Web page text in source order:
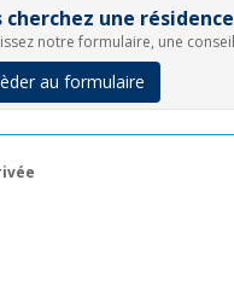
cherchez une
notre formulaire, une
au formulaire